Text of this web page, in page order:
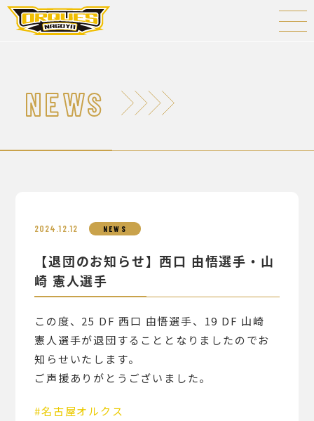
NEWS
2024.12.12 NEWS
【退団のお知らせ】西口 由悟選手・山
崎 憲人選手
この度、25 DF 西口 由悟選手、19 DF 山崎
憲人選手が退団することとなりましたのでお
知らせいたします。
ご声援ありがとうございました。
#名古屋オルクス